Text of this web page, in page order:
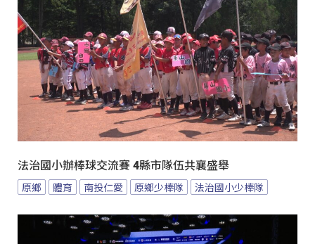
法治國小辦棒球交流賽 4縣市隊伍共襄盛舉
原鄉 體育 南投仁愛 原鄉少棒隊 法治國小少棒隊